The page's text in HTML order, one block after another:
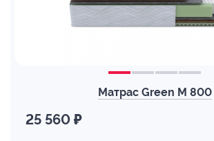
Матрас Green M 800
25 560 ₽